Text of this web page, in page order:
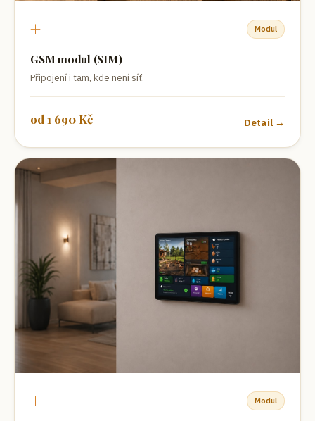
+ Modul
GSM modul (SIM)
Připojení i tam, kde není síť.
od 1 690 Kč Detail →
+ Modul